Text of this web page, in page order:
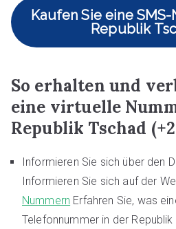
Kaufen Sie eine
Republik
So erhalten und
eine virtuelle
Republik Tschad
Informieren Sie sich über den
Informieren Sie sich auf der
Nummern Erfahren Sie, was
Telefonnummer in der